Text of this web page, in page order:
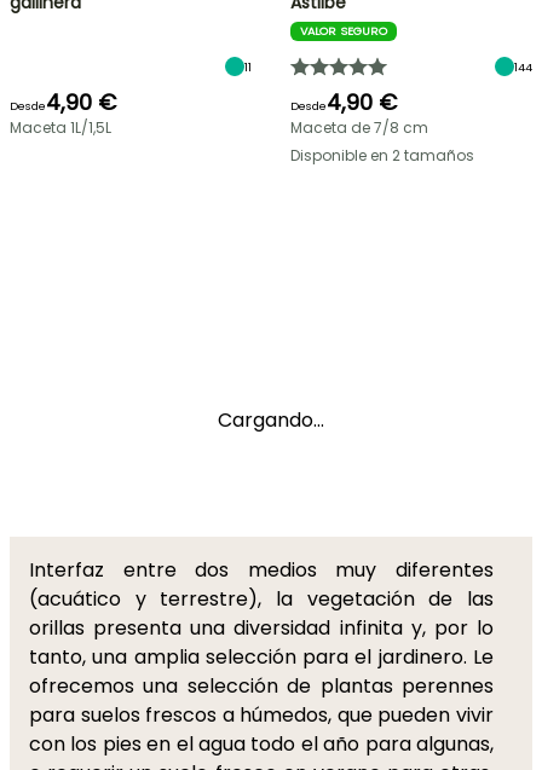
11
Desde4,90 €
Maceta 1L/1,5L
VALOR SEGURO
144
Desde4,90 €
Maceta de 7/8 cm
Disponible en 2 tamaños
Cargando...
Interfaz entre dos medios muy diferentes
(acuático y terrestre), la vegetación de las
orillas presenta una diversidad infinita y, por lo
tanto, una amplia selección para el jardinero. Le
ofrecemos una selección de plantas perennes
para suelos frescos a húmedos, que pueden vivir
con los pies en el agua todo el año para algunas,